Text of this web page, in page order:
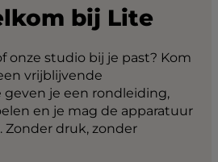
bij Lite
onze studio bij je past? Kom
vrijblijvende
geven je een rondleiding,
en je mag de apparatuur
druk, zonder